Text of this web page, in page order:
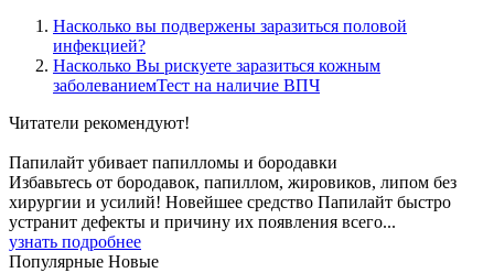
Насколько вы подвержены заразиться половой
инфекцией?
Насколько Вы рискуете заразиться кожным
заболеваниемТест на наличие ВПЧ
Читатели рекомендуют!
Папилайт убивает папилломы и бородавки
Избавьтесь от бородавок, папиллом, жировиков, липом без
хирургии и усилий! Новейшее средство Папилайт быстро
устранит дефекты и причину их появления всего...
узнать подробнее
Популярные Новые